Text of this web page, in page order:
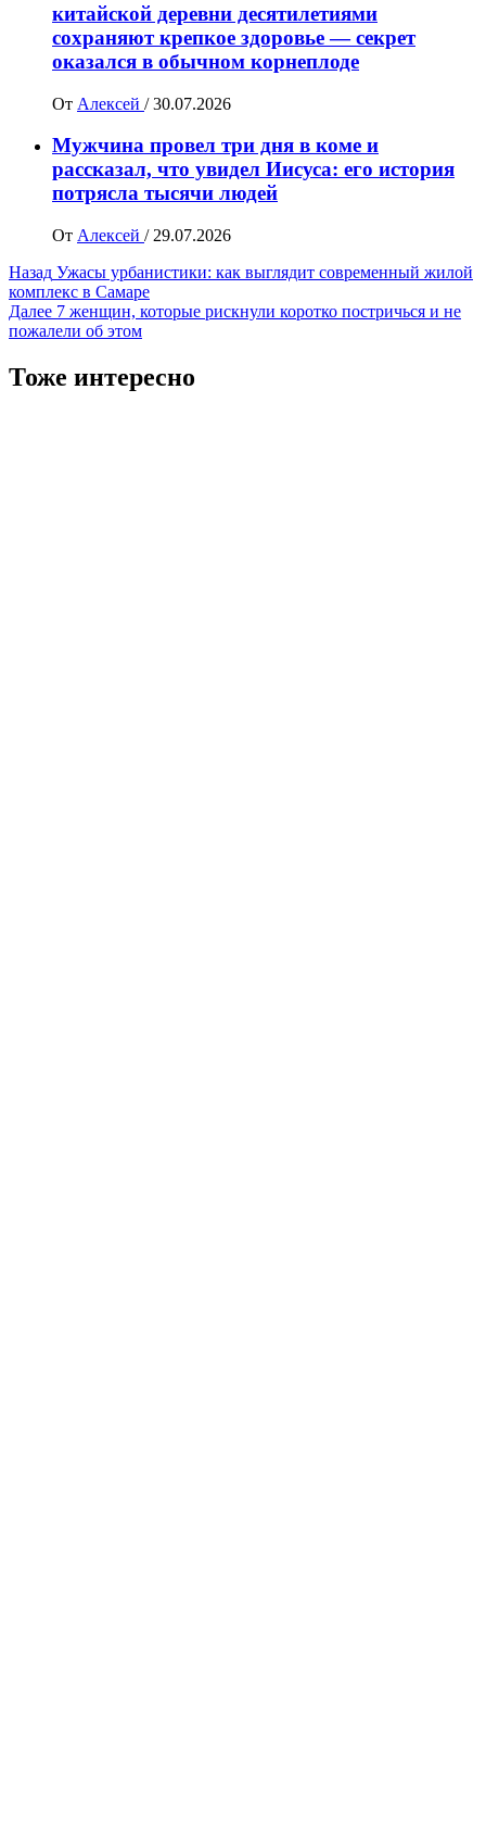
китайской деревни десятилетиями
сохраняют крепкое здоровье — секрет
оказался в обычном корнеплоде
От Алексей / 30.07.2026
Мужчина провел три дня в коме и
рассказал, что увидел Иисуса: его история
потрясла тысячи людей
От Алексей / 29.07.2026
Навигация
записи
Назад Ужасы урбанистики: как выглядит современный жилой
комплекс в Самаре
Далее 7 женщин, которые рискнули коротко постричься и не
пожалели об этом
Тоже интересно